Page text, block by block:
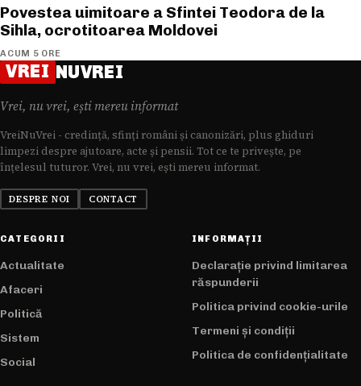
Povestea uimitoare a Sfintei Teodora de la
Sihla, ocrotitoarea Moldovei
ACUM 5 ORE
VREI NUVREI
Vrei, nu vrei, ești mereu informat
VreiNuVrei - credință, sfinți români și canonizări, plus ghiduri
limpezi despre ajutoare, acte și pensii. Tot ce te privește, pe
înțelesul tuturor. Vrei, nu vrei, ești mereu informat.
DESPRE NOI CONTACT
CATEGORII
Actualitate
Afaceri
Politică
Sistem
Social
INFORMAȚII
Declarație privind limitarea
răspunderii
Politica privind cookie-urile
Termeni și condiții
Politica de confidențialitate